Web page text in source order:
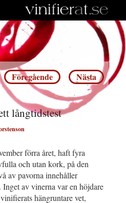
Inläggsnavigering
Föregående Nästa
långtidstest
förra året, haft fyra
och utan kork, på den
av pavorna innehåller
av vinerna var en höjdare
vinifierats hängruntare vet,